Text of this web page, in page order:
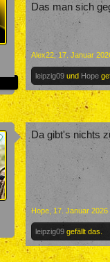
Das man sich
Alex22, 17. Januar
leipzig09 und Hope
Da gibt's nichts
Hope 17. Januar 2026
leipzig09 gefällt das.